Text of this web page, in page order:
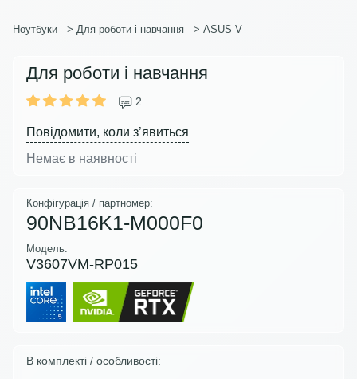
Ноутбуки > Для роботи і навчання > ASUS V
Для роботи і навчання
2
Повідомити, коли з’явиться
Немає в наявності
Конфігурація / партномер:
90NB16K1-M000F0
Модель:
V3607VM-RP015
В комплекті / особливості: